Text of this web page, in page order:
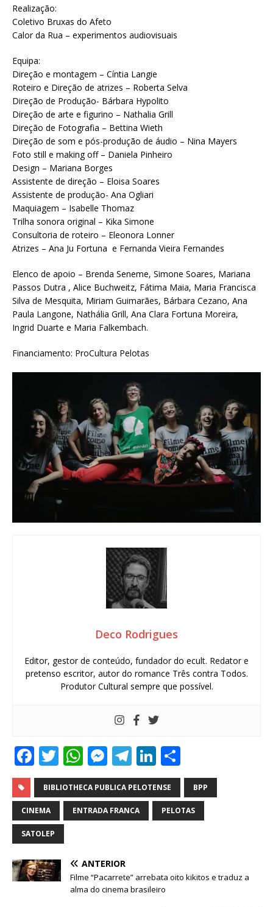
Realização:
Coletivo Bruxas do Afeto
Calor da Rua – experimentos audiovisuais
Equipa:
Direção e montagem – Cíntia Langie
Roteiro e Direção de atrizes – Roberta Selva
Direção de Produção- Bárbara Hypolito
Direção de arte e figurino – Nathalia Grill
Direção de Fotografia – Bettina Wieth
Direção de som e pós-produção de áudio – Nina Mayers
Foto still e making off – Daniela Pinheiro
Design – Mariana Borges
Assistente de direção – Eloisa Soares
Assistente de produção- Ana Ogliari
Maquiagem – Isabelle Thomaz
Trilha sonora original – Kika Simone
Consultoria de roteiro – Eleonora Lonner
Atrizes – Ana Ju Fortuna e Fernanda Vieira Fernandes
Elenco de apoio – Brenda Seneme, Simone Soares, Mariana
Passos Dutra , Alice Buchweitz, Fátima Maia, Maria Francisca
Silva de Mesquita, Miriam Guimarães, Bárbara Cezano, Ana
Paula Langone, Nathália Grill, Ana Clara Fortuna Moreira,
Ingrid Duarte e Maria Falkembach.
Financiamento: ProCultura Pelotas
Deco Rodrigues
Editor, gestor de conteúdo, fundador do ecult. Redator e
pretenso escritor, autor do romance Três contra Todos.
Produtor Cultural sempre que possível.
F
a
c
e
b
o
o
T
w
it
te
W
h
at
s
p
M
e
ss
e
e
r
T
el
e
g
Li
n
k
e
h
ar
e
BIBLIOTHECA PUBLICA PELOTENSE BPP
CINEMA ENTRADA FRANCA PELOTAS
SATOLEP
ANTERIOR
Filme “Pacarrete” arrebata oito kikitos e traduz a
alma do cinema brasileiro